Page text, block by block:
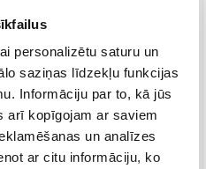
personalizētu saturu un
saziņas līdzekļu funkcijas
Informāciju par to, kā jūs
arī kopīgojam ar saviem
un analīzes
ar citu informāciju, ko
)
naudā piegādes brīdī.
€)